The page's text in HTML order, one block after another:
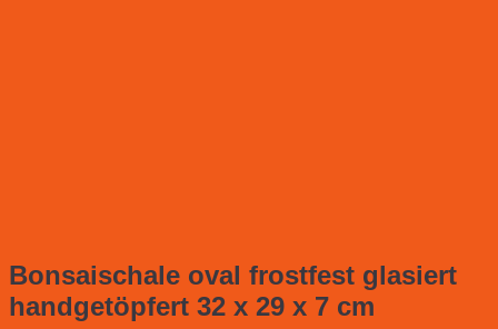
Bonsaischale oval frostfest glasiert
handgetöpfert 32 x 29 x 7 cm